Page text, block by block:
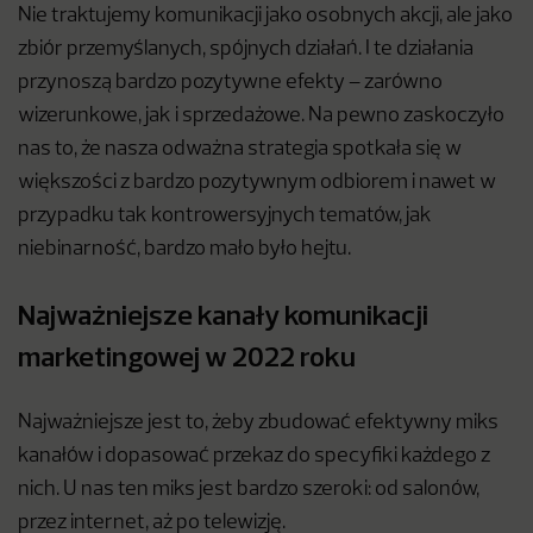
Nie traktujemy komunikacji jako osobnych akcji, ale jako
zbiór przemyślanych, spójnych działań. I te działania
przynoszą bardzo pozytywne efekty – zarówno
wizerunkowe, jak i sprzedażowe. Na pewno zaskoczyło
nas to, że nasza odważna strategia spotkała się w
większości z bardzo pozytywnym odbiorem i nawet w
przypadku tak kontrowersyjnych tematów, jak
niebinarność, bardzo mało było hejtu.
Najważniejsze kanały komunikacji
marketingowej w 2022 roku
Najważniejsze jest to, żeby zbudować efektywny miks
kanałów i dopasować przekaz do specyfiki każdego z
nich. U nas ten miks jest bardzo szeroki: od salonów,
przez internet, aż po telewizję.